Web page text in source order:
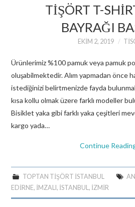
TIŞÖRT T-
BAYRAĞI
EKIM 2, 2019
Ürünlerimiz %100 pamuk veya pamuk
oluşabilmektedir. Alım yapmadan önce
istediğinizi belirtmenizde fayda
kısa kollu olmak üzere farklı modeller
Bisiklet yaka gibi farklı yaka çeşitleri
kargo yada…
Continue
TOPTAN TIŞÖRT ISTANBUL
EDIRNE, IMZALI, ISTANBUL, IZMIR